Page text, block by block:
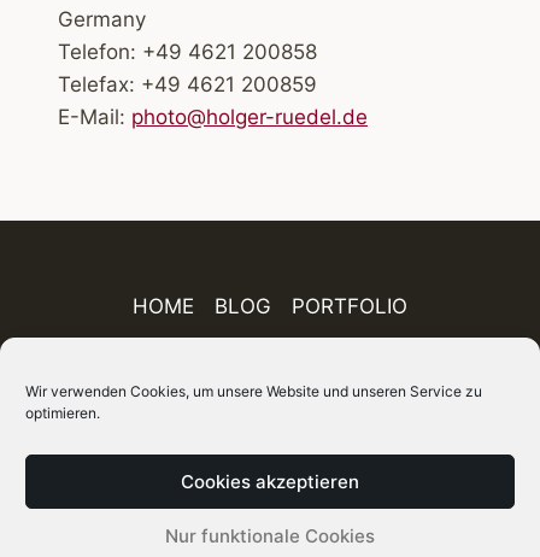
Wir verwenden Cookies, um unsere Website und unseren Service zu
optimieren.
Cookies akzeptieren
Nur funktionale Cookies
Germany
Telefon: +49 4621 200858
Telefax: +49 4621 200859
E-Mail: photo@holger-ruedel.de
HOME BLOG PORTFOLIO
ÜBER MICH
FINEART-SHOP
SITEMAP
© 2026 Holger Rüdel DGPh – Fotograf, Autor und